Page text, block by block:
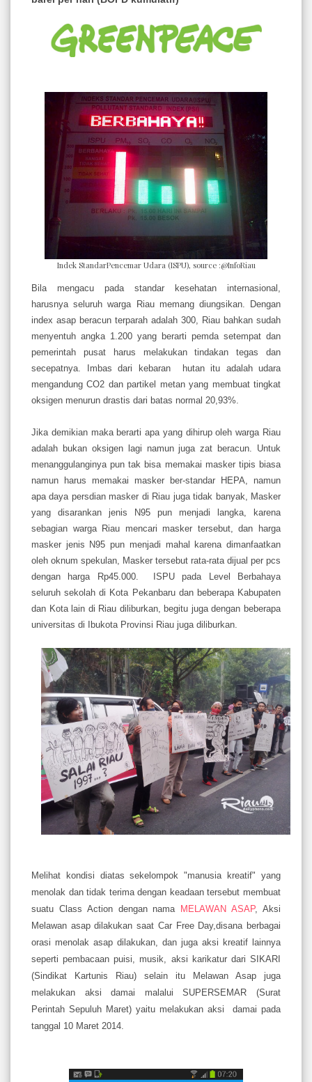
Indek StandarPencemar Udara (ISPU), source :@InfoRiau
Bila mengacu pada standar kesehatan internasional,
harusnya seluruh warga Riau memang diungsikan. Dengan
index asap beracun terparah adalah 300, Riau bahkan sudah
menyentuh angka 1.200 yang berarti pemda setempat dan
pemerintah pusat harus melakukan tindakan tegas dan
secepatnya. Imbas dari kebaran hutan itu adalah udara
mengandung CO2 dan partikel metan yang membuat tingkat
oksigen menurun drastis dari batas normal 20,93%.
Jika demikian maka berarti apa yang dihirup oleh warga Riau
adalah bukan oksigen lagi namun juga zat beracun. Untuk
menanggulanginya pun tak bisa memakai masker tipis biasa
namun harus memakai masker ber-standar HEPA, namun
apa daya persdian masker di Riau juga tidak banyak, Masker
yang disarankan jenis N95 pun menjadi langka, karena
sebagian warga Riau mencari masker tersebut, dan harga
masker jenis N95 pun menjadi mahal karena dimanfaatkan
oleh oknum spekulan, Masker tersebut rata-rata dijual per pcs
dengan harga Rp45.000. ISPU pada Level Berbahaya
seluruh sekolah di Kota Pekanbaru dan beberapa Kabupaten
dan Kota lain di Riau diliburkan, begitu juga dengan beberapa
universitas di Ibukota Provinsi Riau juga diliburkan.
Melihat kondisi diatas sekelompok "manusia kreatif" yang
menolak dan tidak terima dengan keadaan tersebut membuat
suatu Class Action dengan nama MELAWAN ASAP, Aksi
Melawan asap dilakukan saat Car Free Day,disana berbagai
orasi menolak asap dilakukan, dan juga aksi kreatif lainnya
seperti pembacaan puisi, musik, aksi karikatur dari SIKARI
(Sindikat Kartunis Riau) selain itu Melawan Asap juga
melakukan aksi damai malalui SUPERSEMAR (Surat
Perintah Sepuluh Maret) yaitu melakukan aksi damai pada
tanggal 10 Maret 2014.